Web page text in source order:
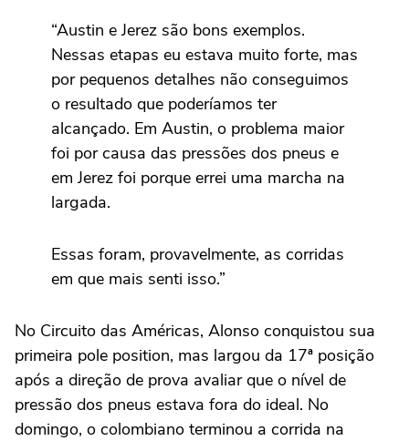
“Austin e Jerez são bons exemplos.
Nessas etapas eu estava muito forte, mas
por pequenos detalhes não conseguimos
o resultado que poderíamos ter
alcançado. Em Austin, o problema maior
foi por causa das pressões dos pneus e
em Jerez foi porque errei uma marcha na
largada.
Essas foram, provavelmente, as corridas
em que mais senti isso.”
No Circuito das Américas, Alonso conquistou sua
primeira pole position, mas largou da 17ª posição
após a direção de prova avaliar que o nível de
pressão dos pneus estava fora do ideal. No
domingo, o colombiano terminou a corrida na